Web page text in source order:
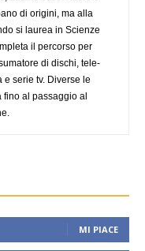
di origini, ma alla
si laurea in Scienze
il percorso per
di dischi, tele-
serie tv. Diverse le
al passaggio al
MI PIACE